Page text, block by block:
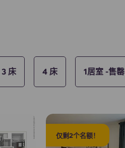
3 床 4 床 1居室 -售罄
仅剩2个名额！